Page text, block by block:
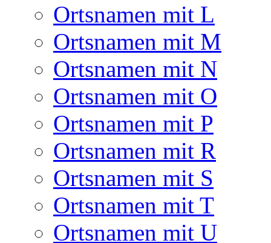
Ortsnamen mit L
Ortsnamen mit M
Ortsnamen mit N
Ortsnamen mit O
Ortsnamen mit P
Ortsnamen mit R
Ortsnamen mit S
Ortsnamen mit T
Ortsnamen mit U